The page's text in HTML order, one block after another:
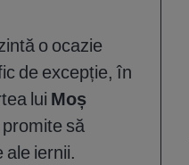
o ocazie
de excepție, în
lui Moș
să
ale iernii.